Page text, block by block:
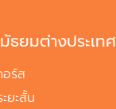
ธยมต่างประเทศ
ร์ส
ยะสั้น